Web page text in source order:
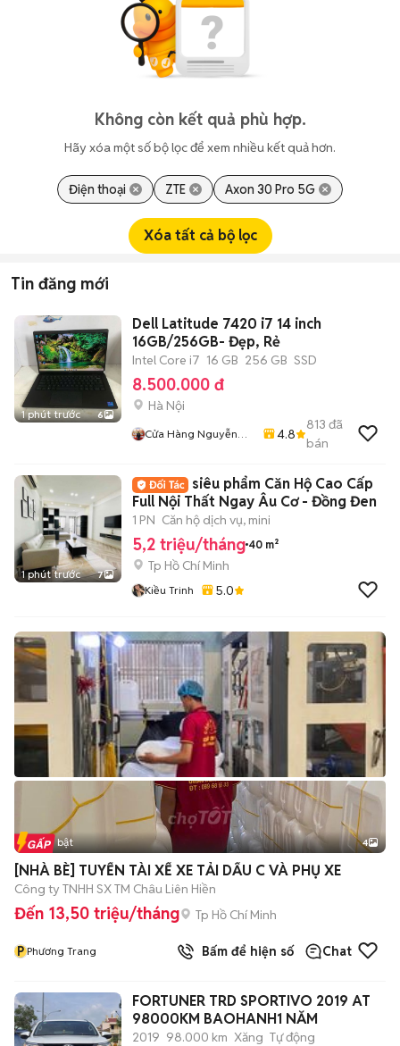
Không còn kết quả phù hợp.
Hãy xóa một số bộ lọc để xem nhiều kết quả hơn.
Điện thoại ZTE Axon 30 Pro 5G
Xóa tất cả bộ lọc
Tin đăng mới
1 phút trước 6
Dell Latitude 7420 i7 14 inch
16GB/256GB- Đẹp, Rẻ
Intel Core i7 16 GB 256 GB SSD
8.500.000 đ
Hà Nội
Cửa Hàng Nguyễn
4.8
813 đã
bán
1 phút trước 7
siêu phẩm Căn Hộ Cao Cấp
Full Nội Thất Ngay Âu Cơ - Đồng Đen
1 PN Căn hộ dịch vụ, mini
5,2 triệu/tháng 40 m²
Tp Hồ Chí Minh
Kiều Trinh 5.0
Tin nổi bật 4
[NHÀ BÈ] TUYỂN TÀI XẾ XE TẢI DẤU C VÀ PHỤ XE
Công ty TNHH SX TM Châu Liên Hiền
Đến 13,50 triệu/tháng Tp Hồ Chí Minh
P Phương Trang Bấm để hiện số Chat
FORTUNER TRD SPORTIVO 2019 AT
98000KM BAOHANH1 NĂM
2019 98.000 km Xăng Tự động